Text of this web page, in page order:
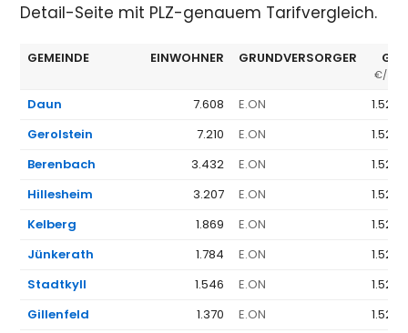
Detail-Seite mit PLZ-genauem Tarifvergleich.
GEMEINDE EINWOHNER GRUNDVERSORGER GV
€/
Daun 7.608 E.ON
1.523
Gerolstein
7.210 E.ON
1.523
Berenbach
3.432 E.ON
1.523
Hillesheim
3.207 E.ON
1.523
Kelberg
1.869 E.ON
1.523
Jünkerath
1.784 E.ON
1.523
Stadtkyll
1.546 E.ON
1.523
Gillenfeld
1.370 E.ON
1.523